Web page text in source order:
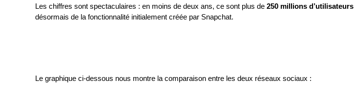
Les chiffres sont spectaculaires : en moins de deux ans, ce sont plus de 250 millions d’utilisateurs
désormais de la fonctionnalité initialement créée par Snapchat.
Le graphique ci-dessous nous montre la comparaison entre les deux réseaux sociaux :